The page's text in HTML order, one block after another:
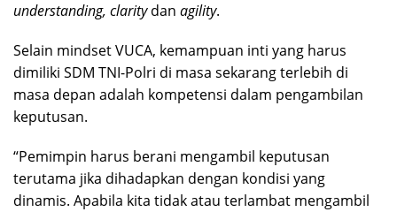
understanding, claritydan agility.
Selain mindset VUCA, kemampuan inti yang harus
dimiliki SDM TNI-Polri di masa sekarang terlebih di
masa depan adalah kompetensi dalam pengambilan
keputusan.
“Pemimpin harus berani mengambil keputusan
terutama jika dihadapkan dengan kondisi yang
dinamis. Apabila kita tidak atau terlambat mengambil